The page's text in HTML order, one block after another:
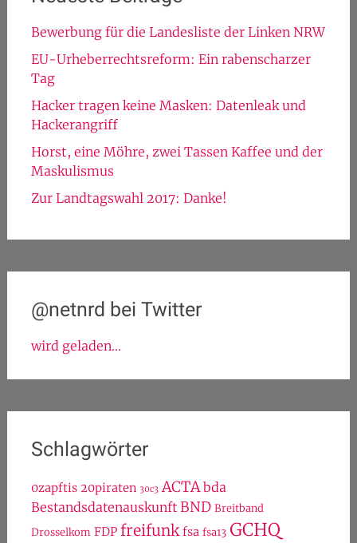
Bewerbung für die Landesliste der Linken NRW
EU-Urheberrechtsreform: Ein rabenscharzer
Tag
Hacker tragen keine Masken: Datenleak und
Hackerangriff
Horst, eine Möhre, zwei Tassen Kaffee und der
Maskulismus
Zur Landtagswahl 2017: Danke!
@netnrd bei Twitter
wird geladen...
Schlagwörter
0zapftis 20piraten 30c3 ACTA bda
Bestandsdatenauskunft BND Breitband
Drosselkom FDP freifunk fsa fsa13 GCHQ